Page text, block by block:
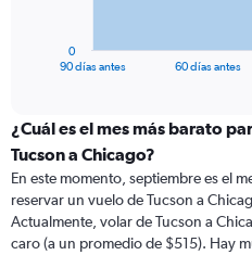
categories.
Range:
categories.
The
chart
has
90 días antes 60 días antes
0
¿Cuál es el mes más barato
Tucson a Chicago?
En este momento, septiembre es el
reservar un vuelo de Tucson a
Actualmente, volar de Tucson a
caro (a un promedio de $515). Hay